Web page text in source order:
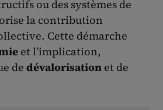
ou des systèmes de
la contribution
Cette démarche
et l’implication,
de dévalorisation et de